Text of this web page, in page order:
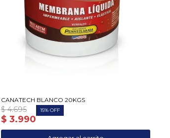
CANATECH BLANCO 20KGS
$ 3.990
$ 4.695 15